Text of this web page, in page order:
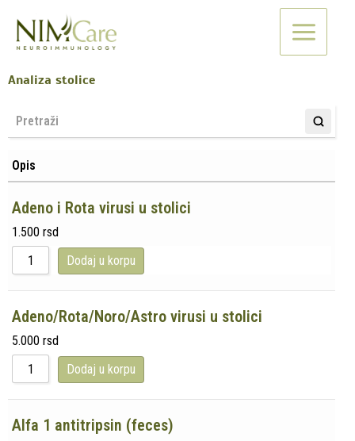
Analiza stolice
Opis
Adeno i Rota virusi u stolici
1.500 rsd
Dodaj u korpu
Adeno/Rota/Noro/Astro virusi u stolici
5.000 rsd
Dodaj u korpu
Alfa 1 antitripsin (feces)